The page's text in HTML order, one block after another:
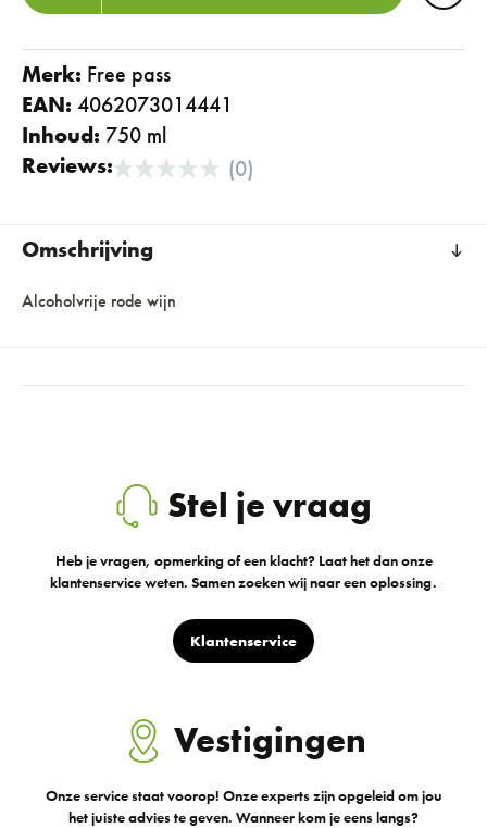
Merk:
free pass
EAN: 4062073014441
Inhoud: 750 ml
Reviews:
(0)
Omschrijving
Alcoholvrije rode wijn
Stel je vraag
Heb je vragen, opmerking of een klacht? Laat het dan onze
klantenservice weten. Samen zoeken wij naar een oplossing.
Klantenservice
Vestigingen
Onze service staat voorop! Onze experts zijn opgeleid om jou
het juiste advies te geven. Wanneer kom je eens langs?